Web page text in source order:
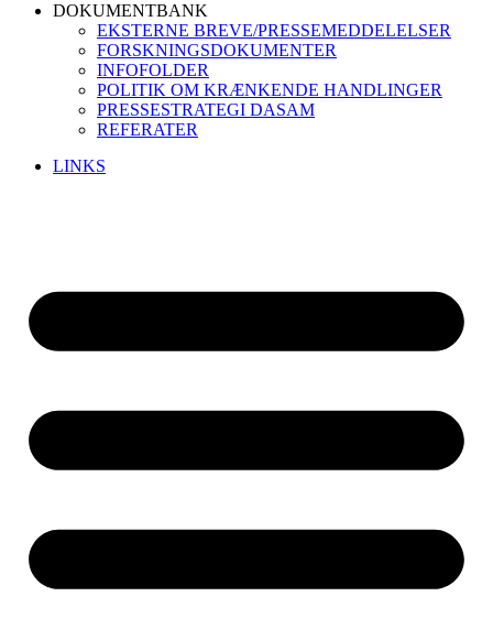
DOKUMENTBANK
EKSTERNE BREVE/PRESSEMEDDELELSER
FORSKNINGSDOKUMENTER
INFOFOLDER
POLITIK OM KRÆNKENDE HANDLINGER
PRESSESTRATEGI DASAM
REFERATER
LINKS